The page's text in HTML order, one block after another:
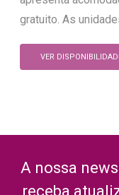
gratuito. As
VER
A nossa
receba